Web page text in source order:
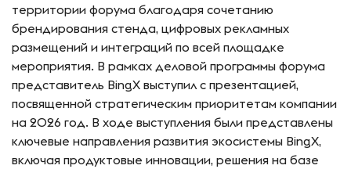
территории форума благодаря сочетанию
брендирования стенда, цифровых рекламных
размещений и интеграций по всей площадке
мероприятия. В рамках деловой программы форума
представитель BingX выступил с презентацией,
посвященной стратегическим приоритетам компании
на 2026 год. В ходе выступления были представлены
ключевые направления развития экосистемы BingX,
включая продуктовые инновации, решения на базе